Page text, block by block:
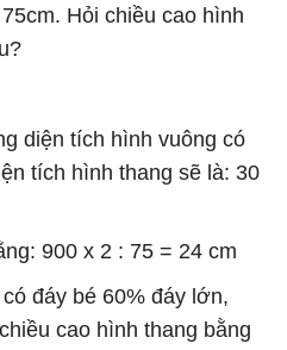
Hỏi chiều cao hình
diện tích hình vuông có
tích hình thang sẽ là: 30
900 x 2 : 75 = 24 cm
đáy bé 60% đáy lớn,
cao hình thang bằng